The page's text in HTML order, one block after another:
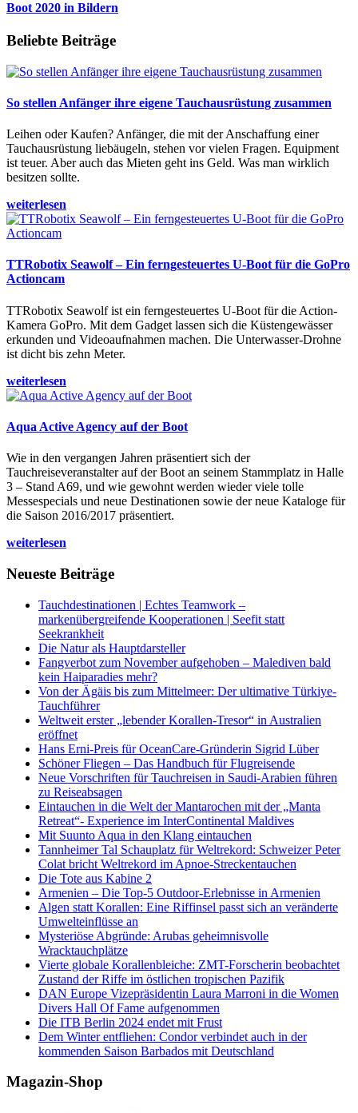
Boot 2020 in Bildern
Beliebte Beiträge
So stellen Anfänger ihre eigene Tauchausrüstung zusammen
Leihen oder Kaufen? Anfänger, die mit der Anschaffung einer
Tauchausrüstung liebäugeln, stehen vor vielen Fragen. Equipment
ist teuer. Aber auch das Mieten geht ins Geld. Was man wirklich
besitzen sollte.
weiterlesen
TTRobotix Seawolf – Ein ferngesteuertes U-Boot für die GoPro
Actioncam
TTRobotix Seawolf ist ein ferngesteuertes U-Boot für die Action-
Kamera GoPro. Mit dem Gadget lassen sich die Küstengewässer
erkunden und Videoaufnahmen machen. Die Unterwasser-Drohne
ist dicht bis zehn Meter.
weiterlesen
Aqua Active Agency auf der Boot
Wie in den vergangen Jahren präsentiert sich der
Tauchreiseveranstalter auf der Boot an seinem Stammplatz in Halle
3 – Stand A69, und wie gewohnt werden wieder viele tolle
Messespecials und neue Destinationen sowie der neue Kataloge für
die Saison 2016/2017 präsentiert.
weiterlesen
Neueste Beiträge
Tauchdestinationen | Echtes Teamwork –
markenübergreifende Kooperationen | Seefit statt
Seekrankheit
Die Natur als Hauptdarsteller
Fangverbot zum November aufgehoben – Malediven bald
kein Haiparadies mehr?
Von der Ägäis bis zum Mittelmeer: Der ultimative Türkiye-
Tauchführer
Weltweit erster „lebender Korallen-Tresor“ in Australien
eröffnet
Hans Erni-Preis für OceanCare-Gründerin Sigrid Lüber
Schöner Fliegen – Das Handbuch für Flugreisende
Neue Vorschriften für Tauchreisen in Saudi-Arabien führen
zu Reiseabsagen
Eintauchen in die Welt der Mantarochen mit der „Manta
Retreat“- Experience im InterContinental Maldives
Mit Suunto Aqua in den Klang eintauchen
Tannheimer Tal Schauplatz für Weltrekord: Schweizer Peter
Colat bricht Weltrekord im Apnoe-Streckentauchen
Die Tote aus Kabine 2
Armenien – Die Top-5 Outdoor-Erlebnisse in Armenien
Algen statt Korallen: Eine Riffinsel passt sich an veränderte
Umwelteinflüsse an
Mysteriöse Abgründe: Arubas geheimnisvolle
Wracktauchplätze
Vierte globale Korallenbleiche: ZMT-Forscherin beobachtet
Zustand der Riffe im östlichen tropischen Pazifik
DAN Europe Vizepräsidentin Laura Marroni in die Women
Divers Hall Of Fame aufgenommen
Die ITB Berlin 2024 endet mit Frust
Dem Winter entfliehen: Condor verbindet auch in der
kommenden Saison Barbados mit Deutschland
Magazin-Shop